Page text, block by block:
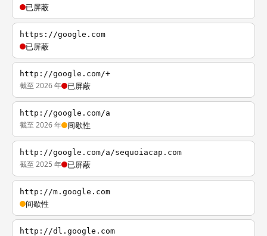
已屏蔽
https://google.com
已屏蔽
http://google.com/+
截至 2026 年 已屏蔽
http://google.com/a
截至 2026 年 间歇性
http://google.com/a/sequoiacap.com
截至 2025 年 已屏蔽
http://m.google.com
间歇性
http://dl.google.com